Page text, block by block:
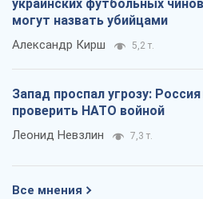
украинских футбольных
могут назвать убийцами
Александр Кирш 5,2 т.
Запад проспал угрозу:
проверить НАТО войной
Леонид Невзлин 7,3 т.
Все мнения